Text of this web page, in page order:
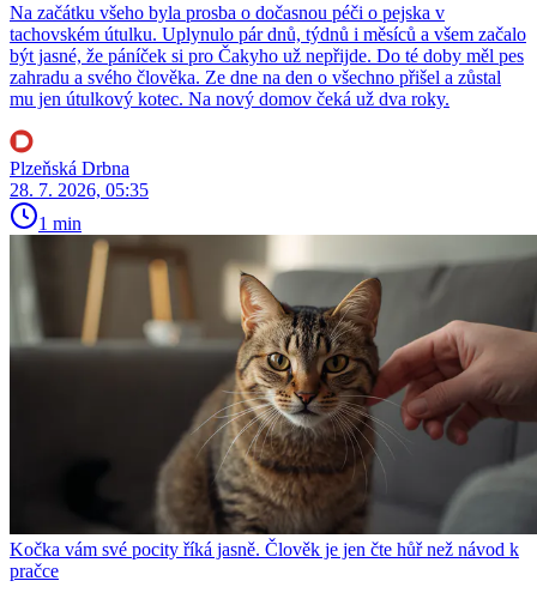
Na začátku všeho byla prosba o dočasnou péči o pejska v
tachovském útulku. Uplynulo pár dnů, týdnů i měsíců a všem začalo
být jasné, že páníček si pro Čakyho už nepřijde. Do té doby měl pes
zahradu a svého člověka. Ze dne na den o všechno přišel a zůstal
mu jen útulkový kotec. Na nový domov čeká už dva roky.
Plzeňská Drbna
28. 7. 2026, 05:35
1 min
Kočka vám své pocity říká jasně. Člověk je jen čte hůř než návod k
pračce